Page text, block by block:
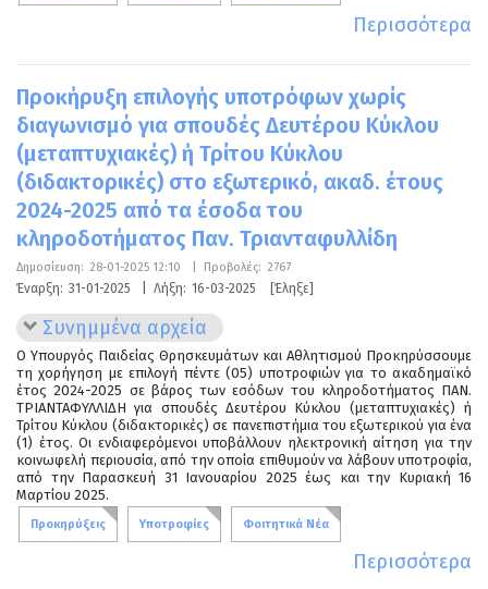
Περισσότερα
Προκήρυξη επιλογής υποτρόφων χωρίς
διαγωνισμό για σπουδές Δευτέρου Κύκλου
(μεταπτυχιακές) ή Τρίτου Κύκλου
(διδακτορικές) στο εξωτερικό, ακαδ. έτους
2024-2025 από τα έσοδα του
κληροδοτήματος Παν. Τριανταφυλλίδη
Δημοσίευση: 28-01-2025 12:10 Προβολές: 2767
Έναρξη: 31-01-2025 Λήξη: 16-03-2025 [Έληξε]
Συνημμένα αρχεία
Ο Υπουργός Παιδείας Θρησκευμάτων και Αθλητισμού Προκηρύσσουμε
τη χορήγηση με επιλογή πέντε (05) υποτροφιών για το ακαδημαϊκό
έτος 2024-2025 σε βάρος των εσόδων του κληροδοτήματος ΠΑΝ.
ΤΡΙΑΝΤΑΦΥΛΛΙΔΗ για σπουδές Δευτέρου Κύκλου (μεταπτυχιακές) ή
Τρίτου Κύκλου (διδακτορικές) σε πανεπιστήμια του εξωτερικού για ένα
(1) έτος. Οι ενδιαφερόμενοι υποβάλλουν ηλεκτρονική αίτηση για την
κοινωφελή περιουσία, από την οποία επιθυμούν να λάβουν υποτροφία,
από την Παρασκευή 31 Ιανουαρίου 2025 έως και την Κυριακή 16
Μαρτίου 2025.
Προκηρύξεις Υποτροφίες Φοιτητικά Νέα
Περισσότερα